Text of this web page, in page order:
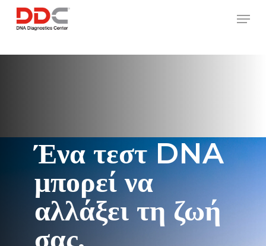
/* REPLACE COUNTRY MENU FLAGS */
Skip
content
Ένα τεστ DNA
μπορεί να
αλλάξει τη ζωή
σας.